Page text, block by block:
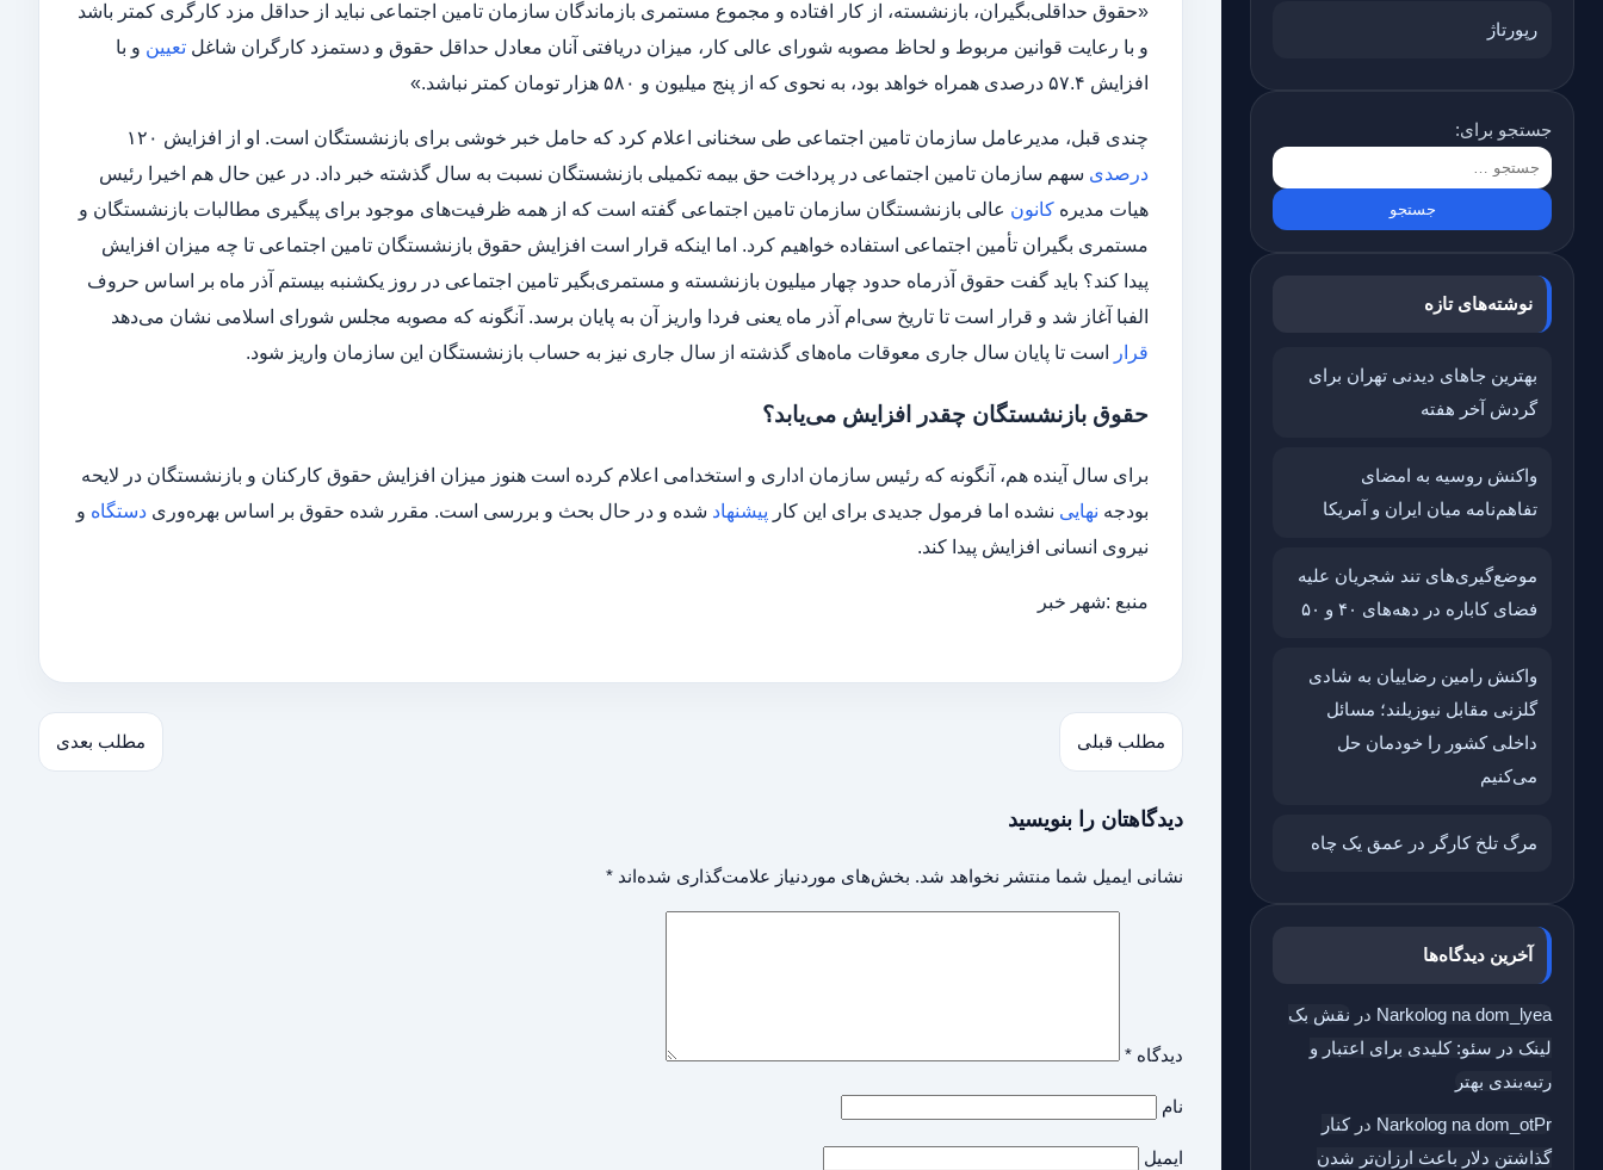
رپورتاژ
جستجو برای:
نوشته‌های تازه
بهترین جاهای دیدنی تهران برای
گردش آخر هفته
واکنش روسیه به امضای
تفاهم‌نامه میان ایران و آمریکا
موضع‌گیری‌های تند شجریان علیه
فضای کاباره در دهه‌های ۴۰ و ۵۰
واکنش رامین رضاییان به شادی
گلزنی مقابل نیوزیلند؛ مسائل
داخلی کشور را خودمان حل
می‌کنیم
مرگ تلخ کارگر در عمق یک چاه
آخرین دیدگاه‌ها
Narkolog na dom_lyea در نقش بک‌
لینک در سئو: کلیدی برای اعتبار و
رتبه‌بندی بهتر
Narkolog na dom_otPr درکنار
گذاشتن دلار باعث ارزان‌تر شدن
«حقوق حداقلی‌بگیران، بازنشسته، از کار افتاده و مجموع مستمری بازماندگان سازمان تامین اجتماعی نباید از حداقل مزد کارگری کمتر باشد
و با رعایت قوانین مربوط و لحاظ مصوبه شورای عالی کار، میزان دریافتی آنان معادل حداقل حقوق و دستمزد کارگران شاغل تعیین و با
افزایش ۵۷.۴ درصدی همراه خواهد بود، به نحوی که از پنج میلیون و ۵۸۰ هزار تومان کمتر نباشد.»
چندی قبل، مدیرعامل سازمان تامین اجتماعی طی سخنانی اعلام کرد که حامل خبر خوشی برای بازنشستگان است. او از افزایش ۱۲۰
درصدی سهم سازمان تامین اجتماعی در پرداخت حق بیمه تکمیلی بازنشستگان نسبت به سال گذشته خبر داد. در عین حال هم اخیرا رئیس
هیات مدیره کانون عالی بازنشستگان سازمان تامین اجتماعی گفته است که از همه ظرفیت‌های موجود برای پیگیری مطالبات بازنشستگان و
مستمری بگیران تأمین اجتماعی استفاده خواهیم کرد. اما اینکه قرار است افزایش حقوق بازنشستگان تامین اجتماعی تا چه میزان افزایش
پیدا کند؟ باید گفت حقوق آذرماه حدود چهار میلیون بازنشسته و مستمری‌بگیر تامین ‌اجتماعی در روز یکشنبه بیستم آذر ماه بر اساس حروف
الفبا آغاز شد و قرار است تا تاریخ سی‌ام آذر ماه یعنی فردا واریز آن به پایان برسد. آنگونه که مصوبه مجلس شورای اسلامی نشان می‌دهد
قرار
است تا پایان سال جاری معوقات ماه‌های گذشته از سال جاری نیز به حساب بازنشستگان این سازمان واریز شود.
حقوق بازنشستگان چقدر افزایش می‌یابد؟
برای سال آینده هم، آنگونه که رئیس سازمان اداری و استخدامی اعلام کرده است هنوز میزان افزایش حقوق کارکنان و بازنشستگان در لایحه
بودجه نهایی نشده اما فرمول جدیدی برای این کار پیشنهاد شده و در حال بحث و بررسی است. مقرر شده حقوق بر اساس بهره‌وری دستگاه و
نیروی انسانی افزایش پیدا کند.
منبع :شهر خبر
مطلب قبلی مطلب بعدی
دیدگاهتان را بنویسید
نشانی ایمیل شما منتشر نخواهد شد. بخش‌های موردنیاز علامت‌گذاری شده‌اند *
دیدگاه *
نام
ایمیل